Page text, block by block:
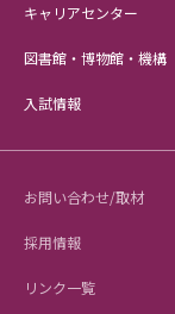
キャリアセンター
図書館・博物館・機構
入試情報
お問い合わせ/取材
採用情報
リンク一覧